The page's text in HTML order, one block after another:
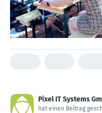
Pixel IT Systems
hat einen Beitrag